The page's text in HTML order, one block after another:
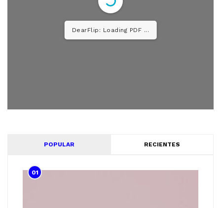
DearFlip: Loading PDF ...
POPULAR RECIENTES
01